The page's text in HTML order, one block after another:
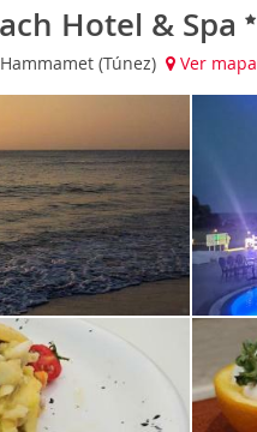
Hotel & Spa
(Túnez) Ver mapa